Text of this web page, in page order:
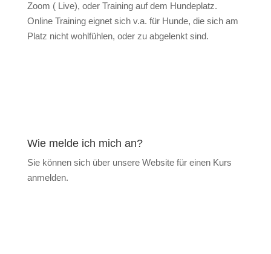
Zoom ( Live), oder Training auf dem Hundeplatz.
Online Training eignet sich v.a. für Hunde, die sich am
Platz nicht wohlfühlen, oder zu abgelenkt sind.
Wie melde ich mich an?
Sie können sich über unsere Website für einen Kurs
anmelden.